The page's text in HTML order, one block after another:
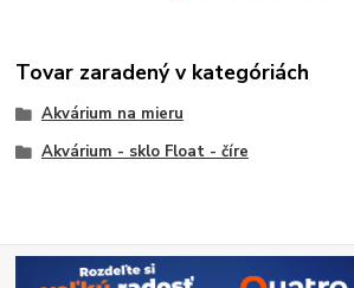
Tovar zaradený v kategóriách
Akvárium na mieru
Akvárium - sklo Float - číre